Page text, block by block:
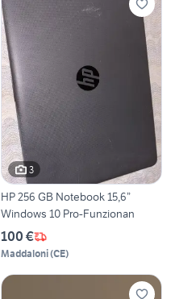
3
HP 256 GB Notebook 15,6”
Windows 10 Pro-Funzionan
100 €
Maddaloni(CE)